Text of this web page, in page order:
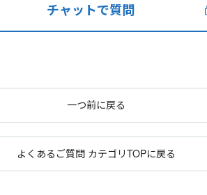
チャットで質問
一つ前に戻る
よくあるご質問 カテゴリTOPに戻る